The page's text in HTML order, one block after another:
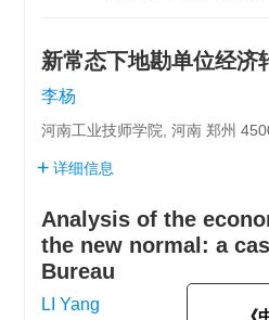
新常态下地勘单位经济
李杨
河南工业技师学院, 河南 郑州
详细信息
Analysis of the
the new normal: a
Bureau
LI Yang